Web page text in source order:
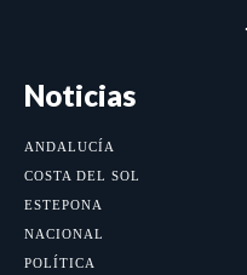
Noticias
ANDALUCÍA
COSTA DEL SOL
ESTEPONA
NACIONAL
POLÍTICA